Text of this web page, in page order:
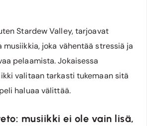
Stardew Valley, tarjoavat
musiikkia, joka vähentää stressiä ja
pelaamista. Jokaisessa
valitaan tarkasti tukemaan sitä
haluaa välittää.
musiikki ei ole vain lisä,